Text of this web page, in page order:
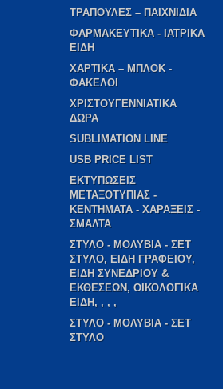
ΤΡΑΠΟΥΛΕΣ – ΠΑΙΧΝΙΔΙΑ
ΦΑΡΜΑΚΕΥΤΙΚΑ - ΙΑΤΡΙΚΑ
ΕΙΔΗ
ΧΑΡΤΙΚΑ – ΜΠΛΟΚ -
ΦΑΚΕΛΟΙ
ΧΡΙΣΤΟΥΓΕΝΝΙΑΤΙΚΑ
ΔΩΡΑ
SUBLIMATION LINE
USB PRICE LIST
ΕΚΤΥΠΩΣΕΙΣ
ΜΕΤΑΞΟΤΥΠΙΑΣ -
ΚΕΝΤΗΜΑΤΑ - ΧΑΡΑΞΕΙΣ -
ΣΜΑΛΤΑ
ΣΤΥΛΟ - ΜΟΛΥΒΙΑ - ΣΕΤ
ΣΤΥΛΟ, ΕΙΔΗ ΓΡΑΦΕΙΟΥ,
ΕΙΔΗ ΣΥΝΕΔΡΙΟΥ &
ΕΚΘΕΣΕΩΝ, ΟΙΚΟΛΟΓΙΚΑ
ΕΙΔΗ, , , ,
ΣΤΥΛΟ - ΜΟΛΥΒΙΑ - ΣΕΤ
ΣΤΥΛΟ